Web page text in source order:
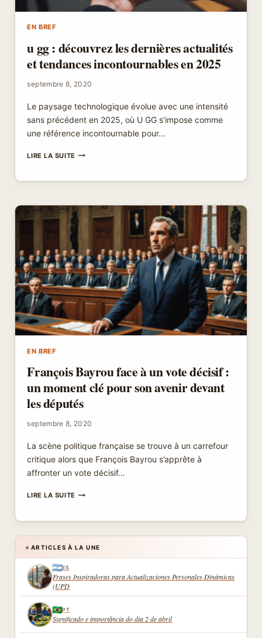
EN BREF
u gg : découvrez les dernières actualités
et tendances incontournables en 2025
septembre 8, 2020
Le paysage technologique évolue avec une intensité
sans précédent en 2025, où U GG s’impose comme
une référence incontournable pour…
LIRE LA SUITEU
DÉCOUVREZ
DERNIÈRES
ACTUALITÉS
ET
TENDANCES
INCONTOURNABLES
EN
2025
EN BREF
François Bayrou face à un vote décisif :
un moment clé pour son avenir devant
les députés
septembre 8, 2020
La scène politique française se trouve à un carrefour
critique alors que François Bayrou s’apprête à
affronter un vote décisif…
LIRE LA SUITEFRANÇOIS
À
UN
VOTE
UN
CLÉ
SON
★ ARTICLES À LA UNE
ES
Frases Inspiradoras para Actualizaciones Personales Dinámicas
(UPD
PT
Significado e importância do dia 2 de abril